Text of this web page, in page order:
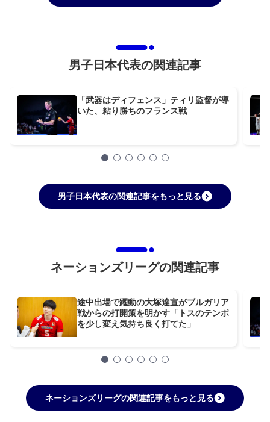
男子日本代表の関連記事
「武器はディフェンス」ティリ監督が導
いた、粘り勝ちのフランス戦
男子日本代表の関連記事をもっと見る
ネーションズリーグの関連記事
途中出場で躍動の大塚達宣がブルガリア
戦からの打開策を明かす「トスのテンポ
を少し変え気持ち良く打てた」
ネーションズリーグの関連記事をもっと見る